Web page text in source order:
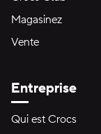
Magasinez
Vente
Entreprise
Qui est Crocs